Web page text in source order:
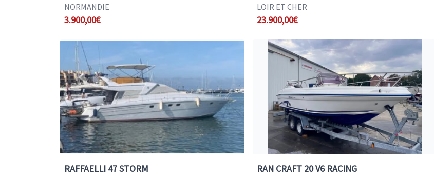
NORMANDIE
3.900,00€
LOIR ET CHER
23.900,00€
RAFFAELLI 47 STORM RAN CRAFT 20 V6 RACING